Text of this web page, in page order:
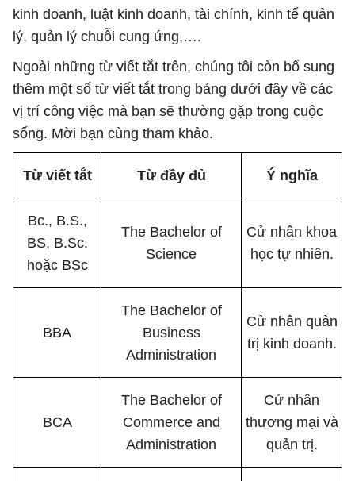
kinh doanh, luật kinh doanh, tài chính, kinh tế quản
lý, quản lý chuỗi cung ứng,….
Ngoài những từ viết tắt trên, chúng tôi còn bổ sung
thêm một số từ viết tắt trong bảng dưới đây về các
vị trí công việc mà bạn sẽ thường gặp trong cuộc
sống. Mời bạn cùng tham khảo.
Từ viết tắt Từ đầy đủ Ý nghĩa
Bc., B.S.,
BS, B.Sc.
hoặc BSc
The Bachelor of
Science
Cử nhân khoa
học tự nhiên.
BBA
The Bachelor of
Business
Administration
Cử nhân quản
trị kinh doanh.
BCA
The Bachelor of
Commerce and
Administration
Cử nhân
thương mại và
quản trị.